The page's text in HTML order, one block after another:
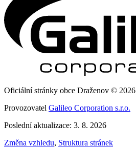
Oficiální stránky obce Draženov © 2026
Provozovatel Galileo Corporation s.r.o.
Poslední aktualizace: 3. 8. 2026
Změna vzhledu, Struktura stránek